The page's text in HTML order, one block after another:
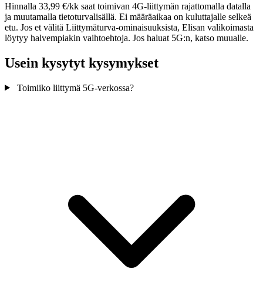
Hinnalla 33,99 €/kk saat toimivan 4G-liittymän rajattomalla datalla
ja muutamalla tietoturvalisällä. Ei määräaikaa on kuluttajalle selkeä
etu. Jos et välitä Liittymäturva-ominaisuuksista, Elisan valikoimasta
löytyy halvempiakin vaihtoehtoja. Jos haluat 5G:n, katso muualle.
Usein kysytyt kysymykset
Toimiiko liittymä 5G-verkossa?